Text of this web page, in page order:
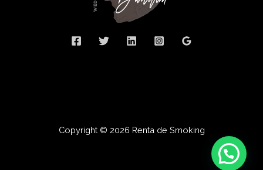
Copyright © 2026 Renta de Smoking